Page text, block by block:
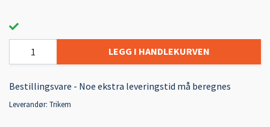
LEGG I HANDLEKURVEN
Bestillingsvare - Noe ekstra leveringstid må beregnes
Leverandør: Trikem